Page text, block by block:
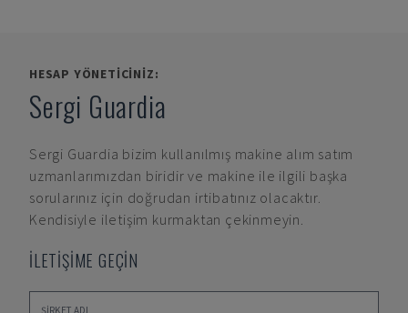
HESAP YÖNETICINIZ:
Sergi Guardia
Sergi Guardia bizim kullanılmış makine alım satım
uzmanlarımızdan biridir ve makine ile ilgili başka
sorularınız için doğrudan irtibatınız olacaktır.
Kendisiyle iletişim kurmaktan çekinmeyin.
İLETİŞİME GEÇİN